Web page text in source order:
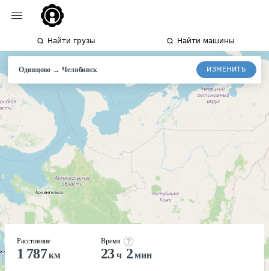
Найти грузы Найти машины
Одинцово → Челябинск ИЗМЕНИТЬ
Расстояние
1 787км
Время
23ч 2мин